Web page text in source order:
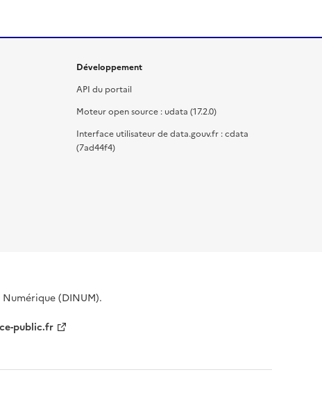
Développement
API du portail
Moteur open source : udata (17.2.0)
Interface utilisateur de data.gouv.fr : cdata
(7ad44f4)
(DINUM).
public.fr